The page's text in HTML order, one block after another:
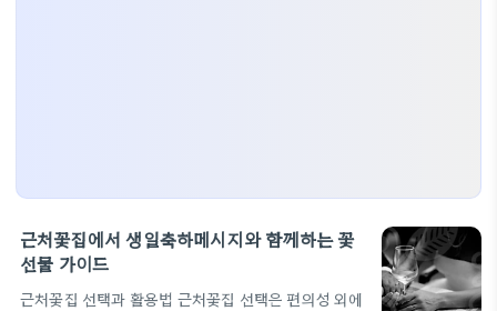
근처꽃집에서 생일축하메시지와 함께하는 꽃
선물 가이드
근처꽃집 선택과 활용법 근처꽃집 선택은 편의성 외에